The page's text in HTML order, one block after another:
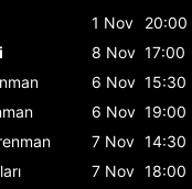
1 Nov
20:00
8 Nov 17:00
6 Nov 15:30
6 Nov 19:00
7 Nov 14:30
7 Nov 18:00